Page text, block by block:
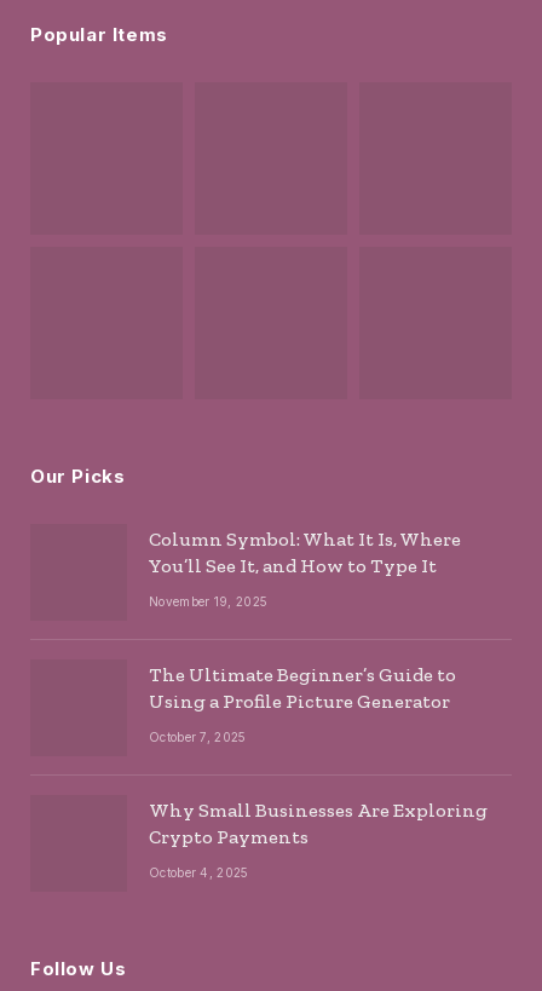
Popular Items
Our Picks
Column Symbol: What It Is, Where
You’ll See It, and How to Type It
November 19, 2025
The Ultimate Beginner’s Guide to
Using a Profile Picture Generator
October 7, 2025
Why Small Businesses Are Exploring
Crypto Payments
October 4, 2025
Follow Us